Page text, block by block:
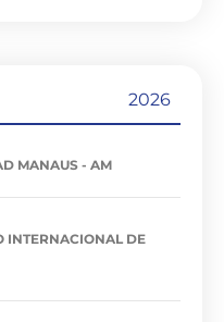
2026
MANAUS - AM
INTERNACIONAL DE